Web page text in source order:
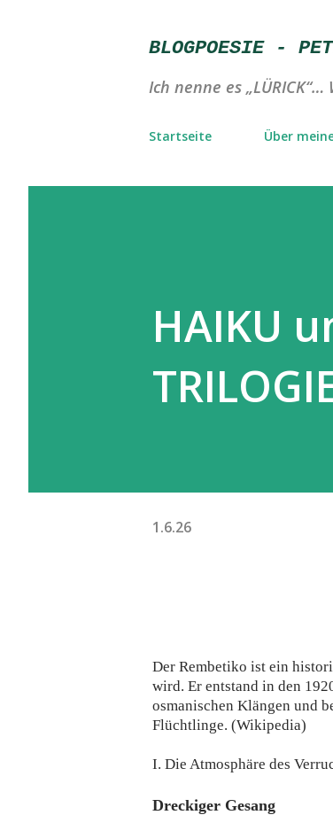
BLOGPOESIE -
Ich nenne es
Startseite Über
HAIKU
1.6.26
Der Rembetiko ist ein
wird. Er entstand in den
osmanischen Klängen und
Flüchtlinge. (Wikipedia)
I. Die Atmosphäre des
Dreckiger Gesang